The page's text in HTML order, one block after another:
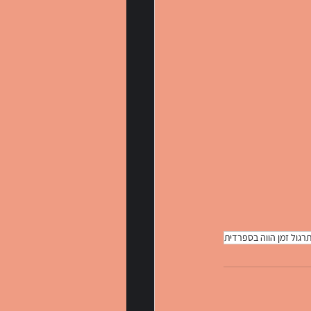
תרגול זמן הווה בספרדית